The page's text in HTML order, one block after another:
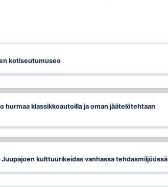
kotiseutumuseo
hurmaa klassikkoautoilla ja oman jäätelötehtaan
Juupajoen kulttuurikeidas vanhassa tehdasmiljöössä